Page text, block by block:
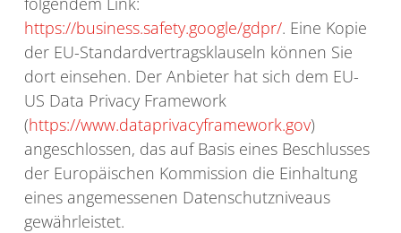
https://business.safety.google/gdpr/. Eine Kopie
der EU-Standardvertragsklauseln können Sie
dort einsehen. Der Anbieter hat sich dem EU-
US Data Privacy Framework
(https://www.dataprivacyframework.gov)
angeschlossen, das auf Basis eines Beschlusses
der Europäischen Kommission die Einhaltung
eines angemessenen Datenschutzniveaus
gewährleistet.